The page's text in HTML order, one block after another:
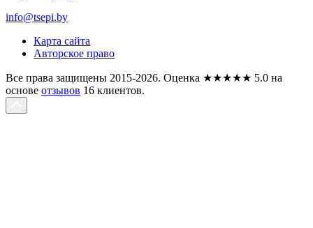
info@tsepi.by
Карта сайта
Авторское право
Все права защищены 2015-2026. Оценка ★★★★★ 5.0 на
основе отзывов 16 клиентов.